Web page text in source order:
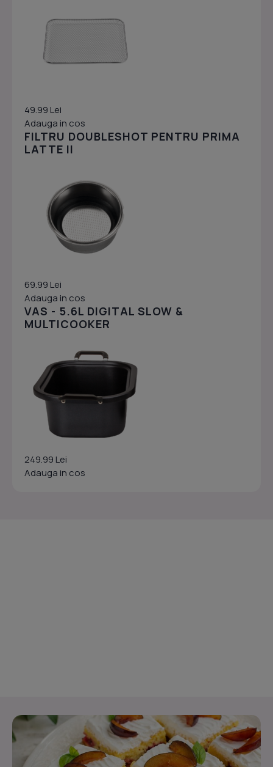
49.99 Lei
Adauga in cos
FILTRU DOUBLESHOT PENTRU PRIMA
LATTE II
69.99 Lei
Adauga in cos
VAS - 5.6L DIGITAL SLOW &
MULTICOOKER
249.99 Lei
Adauga in cos